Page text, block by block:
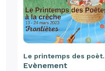
Le
Evènement